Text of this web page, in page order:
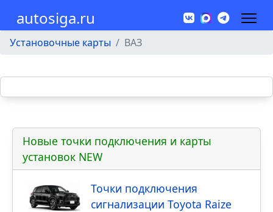
autosiga.ru
Установочные карты ВАЗ
Новые точки подключения и карты
установок NEW
Точки подключения
сигнализации Toyota Raize